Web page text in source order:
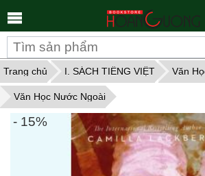
Trang chủ I. SÁCH TIẾNG VIỆT Văn
Văn Học Nước Ngoài
- 15%